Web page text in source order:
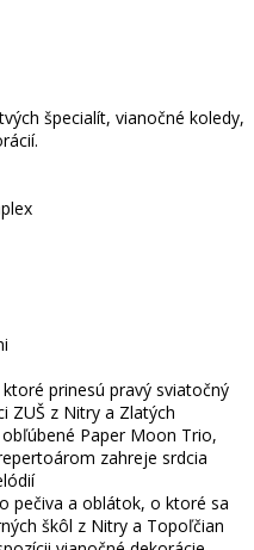
špecialít, vianočné koledy,
prinesú pravý sviatočný
ZUŠ z Nitry a Zlatých
Paper Moon Trio,
zahreje srdcia
pečiva a oblátok, o ktoré sa
škôl z Nitry a Topoľčian